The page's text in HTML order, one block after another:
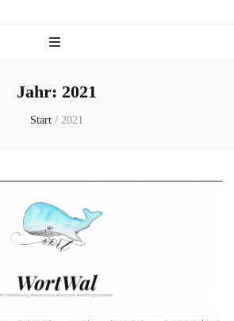
Jahr: 2021
Start / 2021